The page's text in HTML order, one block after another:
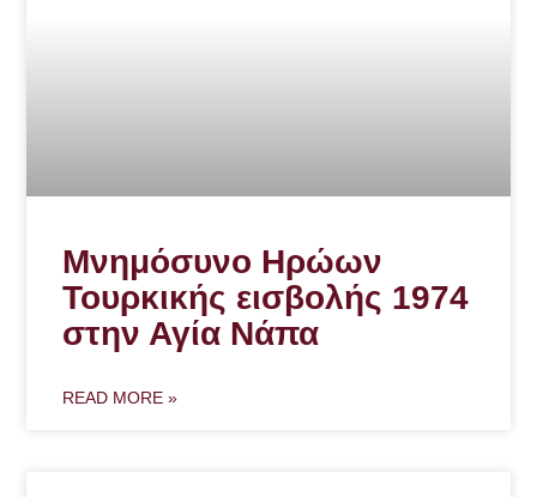
Μνημόσυνο Ηρώων
Τουρκικής εισβολής 1974
στην Αγία Νάπα
READ MORE »